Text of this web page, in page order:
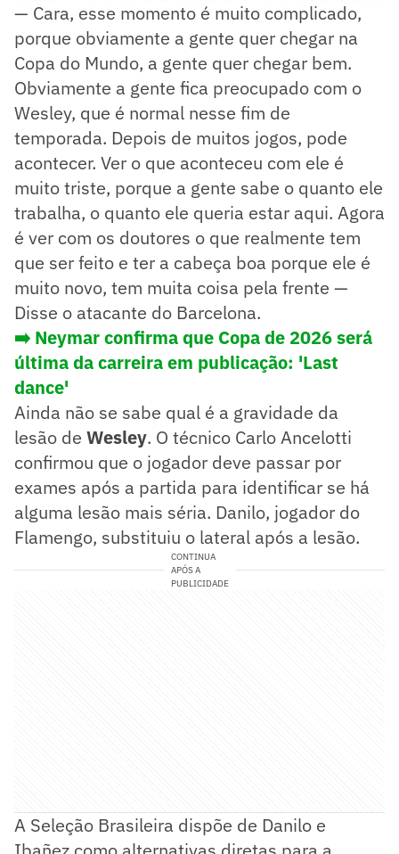
— Cara, esse momento é muito complicado,
porque obviamente a gente quer chegar na
Copa do Mundo, a gente quer chegar bem.
Obviamente a gente fica preocupado com o
Wesley, que é normal nesse fim de
temporada. Depois de muitos jogos, pode
acontecer. Ver o que aconteceu com ele é
muito triste, porque a gente sabe o quanto ele
trabalha, o quanto ele queria estar aqui. Agora
é ver com os doutores o que realmente tem
que ser feito e ter a cabeça boa porque ele é
muito novo, tem muita coisa pela frente —
Disse o atacante do Barcelona.
➡️ Neymar confirma que Copa de 2026 será
última da carreira em publicação: 'Last
dance'
Ainda não se sabe qual é a gravidade da
lesão de Wesley. O técnico Carlo Ancelotti
confirmou que o jogador deve passar por
exames após a partida para identificar se há
alguma lesão mais séria. Danilo, jogador do
Flamengo, substituiu o lateral após a lesão.
CONTINUA
APÓS A
PUBLICIDADE
A Seleção Brasileira dispõe de Danilo e